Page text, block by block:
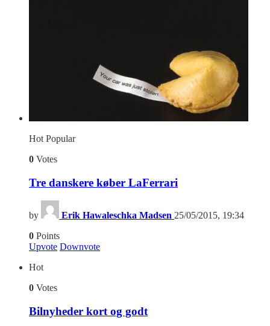
Hot Popular
0 Votes
Tre danskere køber LaFerrari
by Erik Hawaleschka Madsen 25/05/2015, 19:34
0 Points
Upvote Downvote
Hot
0 Votes
Bilnyheder kort og godt